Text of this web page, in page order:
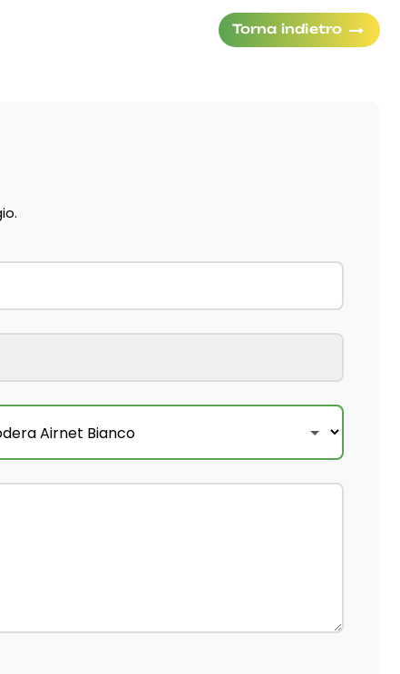
Torna indietro